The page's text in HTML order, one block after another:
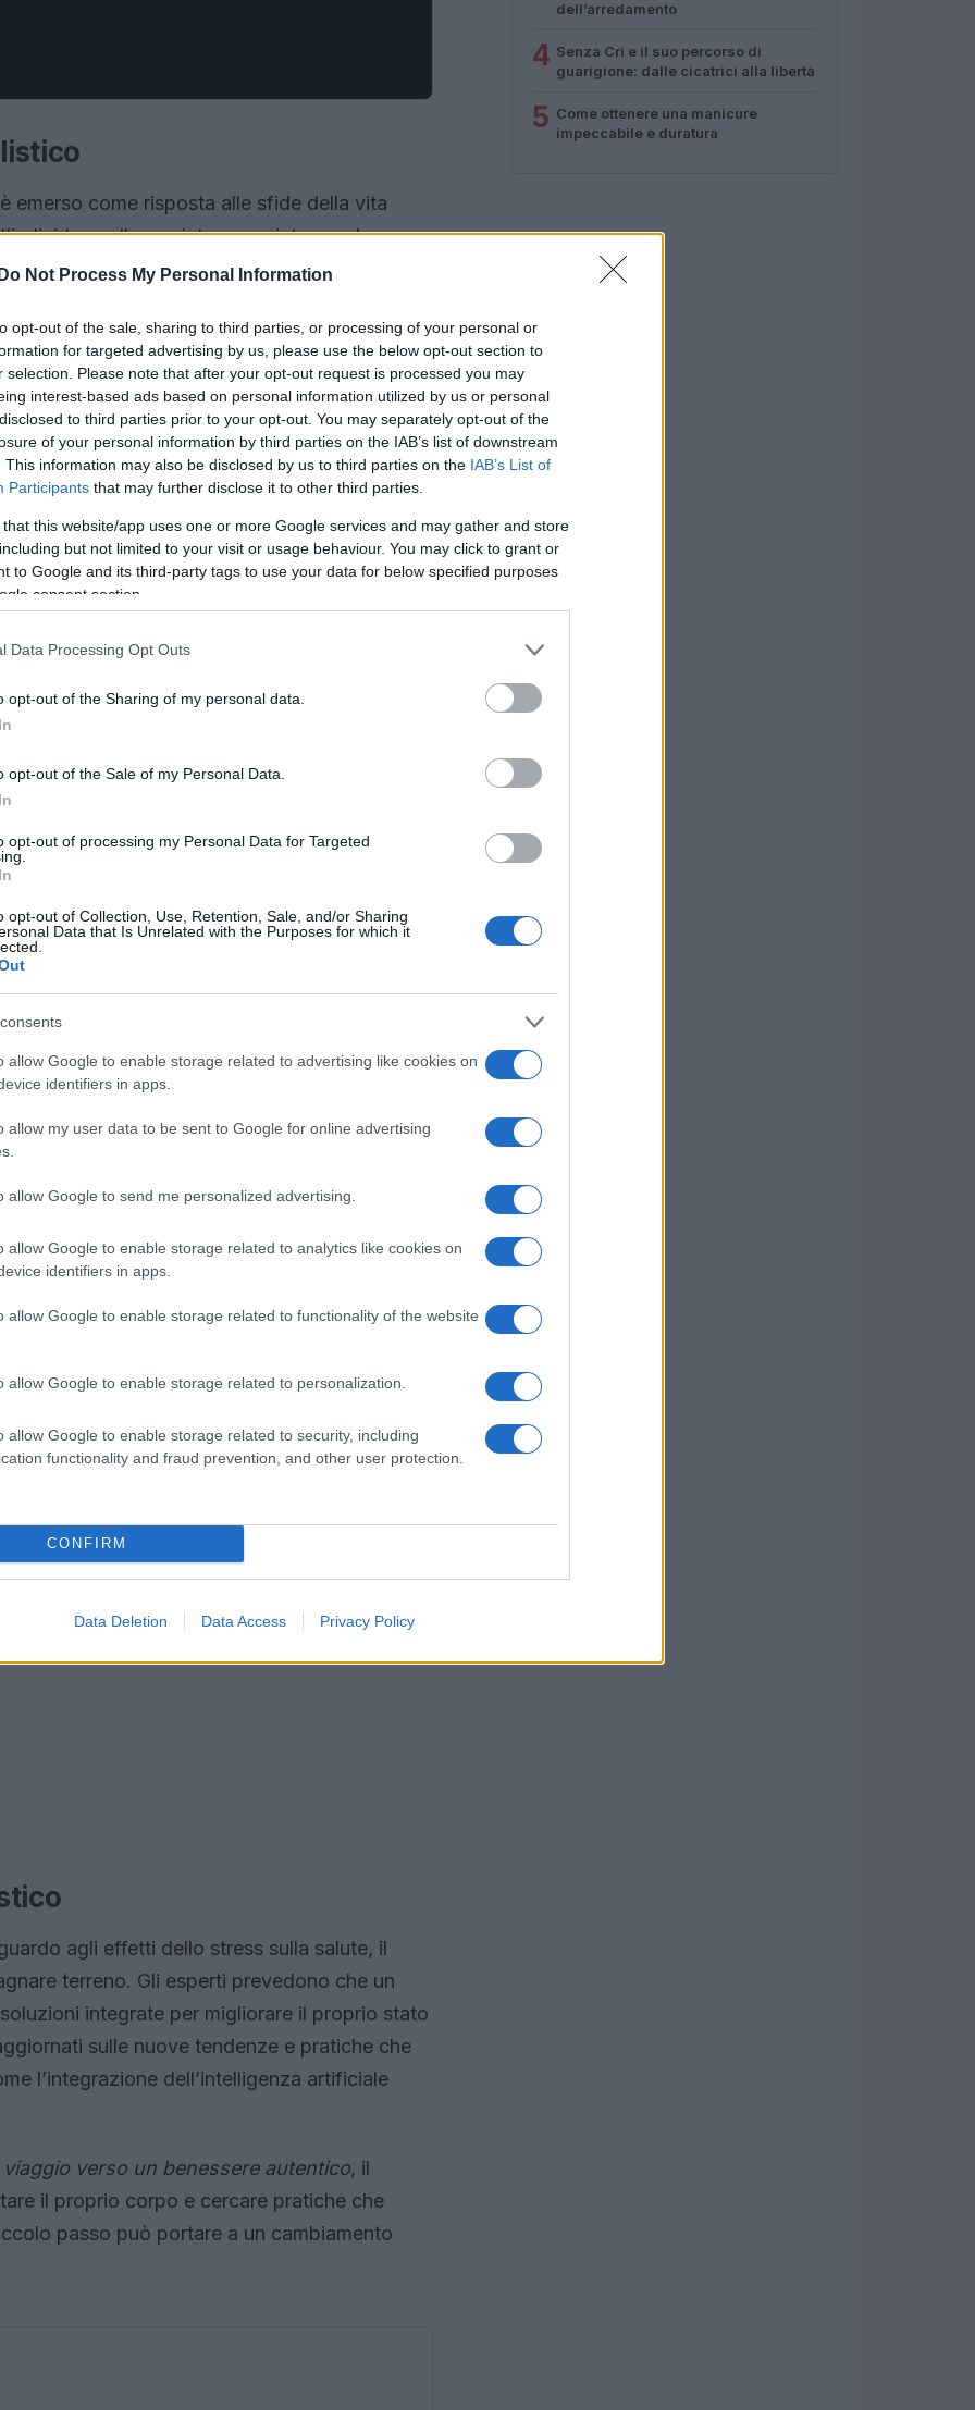
Do Not Process My Personal Information
opt-out of the sale, sharing to third parties, or processing of your personal or
for targeted advertising by us, please use the below opt-out section to
selection. Please note that after your opt-out request is processed you may
interest-based ads based on personal information utilized by us or personal
to third parties prior to your opt-out. You may separately opt-out of the
of your personal information by third parties on the IAB’s list of downstream
This information may also be disclosed by us to third parties on the IAB’s List of
Participants that may further disclose it to other third parties.
that this website/app uses one or more Google services and may gather and store
but not limited to your visit or usage behaviour. You may click to grant or
to Google and its third-party tags to use your data for below specified purposes
consent section.
Data Processing Opt Outs
opt-out of the Sharing of my personal data.
opt-out of the Sale of my Personal Data.
opt-out of processing my Personal Data for Targeted
opt-out of Collection, Use, Retention, Sale, and/or Sharing
Data that Is Unrelated with the Purposes for which it
allow Google to enable storage related to advertising like cookies on
identifiers in apps.
allow my user data to be sent to Google for online advertising
allow Google to send me personalized advertising.
allow Google to enable storage related to analytics like cookies on
identifiers in apps.
allow Google to enable storage related to functionality of the website
allow Google to enable storage related to personalization.
allow Google to enable storage related to security, including
functionality and fraud prevention, and other user protection.
CONFIRM
Data Deletion Data Access Privacy Policy
è emerso come risposta alle sfide della vita
nella sua interezza, integrando
olistica trae origine da pratiche antiche,
le cui radici si trovano nelle culture
benessere integrato
e coerenza. Integrare attività come
non solo migliora la salute fisica, ma
del settore confermano l’importanza di
meditazione, per ridurre lo stress e
consapevole
su come e perché si mangia.
per alimenti freschi e di stagione può
un momento di piacere e cura personale.
delle relazioni umane nel percorso verso il
con interessi condivisi offre supporto e
arricchiscono la vita quotidiana, ma
emotiva.
agli effetti dello stress sulla salute, il
terreno. Gli esperti prevedono che un
integrate per migliorare il proprio stato
sulle nuove tendenze e pratiche che
l’integrazione dell’intelligenza artificiale
verso un benessere autentico, il
il proprio corpo e cercare pratiche che
passo può portare a un cambiamento
dell’arredamento
4 Senza Cri e il suo percorso di
guarigione: dalle cicatrici alla libertà
5 Come ottenere una manicure
impeccabile e duratura